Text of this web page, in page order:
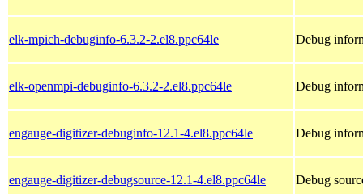
elk-mpich-debuginfo-6.3.2-2.el8.ppc64le Debug
elk-openmpi-debuginfo-6.3.2-2.el8.ppc64le Debug
engauge-digitizer-debuginfo-12.1-4.el8.ppc64le Debug
engauge-digitizer-debugsource-12.1-4.el8.ppc64le Debug